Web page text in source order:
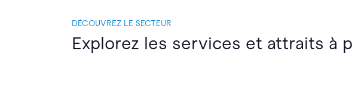
DÉCOUVREZ LE SECTEUR
Explorez les services et attraits à